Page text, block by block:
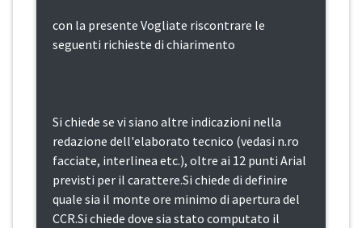
con la presente Vogliate riscontrare le
seguenti richieste di chiarimento
Si chiede se vi siano altre indicazioni nella
redazione dell'elaborato tecnico (vedasi n.ro
facciate, interlinea etc.), oltre ai 12 punti Arial
previsti per il carattere.Si chiede di definire
quale sia il monte ore minimo di apertura del
CCR.Si chiede dove sia stato computato il